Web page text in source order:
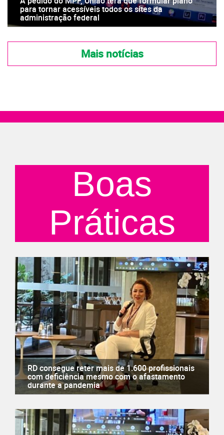
para tornar acessíveis todos os sites da
administração federal
Mais notícias
Boas
Práticas
RD consegue reter mais de 1.600 profissionais
com deficiência mesmo com o afastamento
durante a pandemia